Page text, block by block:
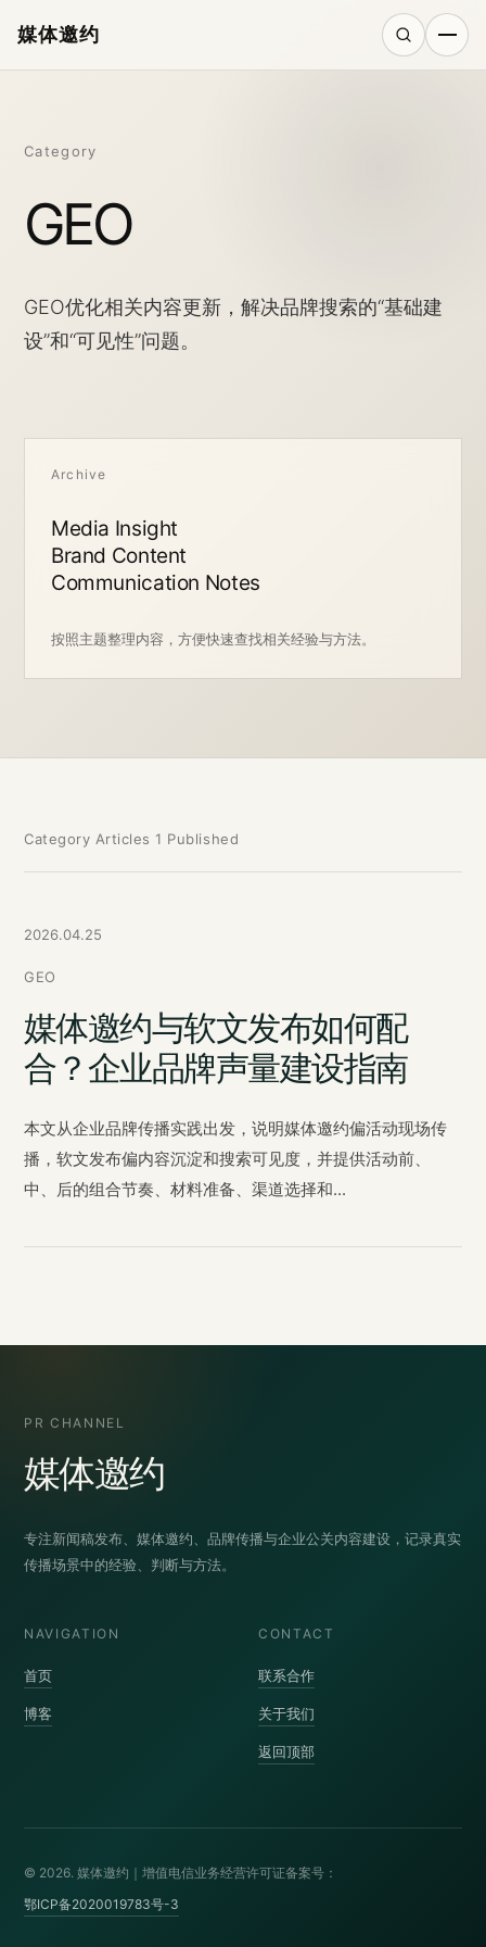
媒体邀约
Category
GEO
GEO优化相关内容更新，解决品牌搜索的“基础建
设”和“可见性”问题。
Archive
Media Insight
Brand Content
Communication Notes
按照主题整理内容，方便快速查找相关经验与方法。
Category Articles1 Published
2026.04.25
GEO
媒体邀约与软文发布如何配
合？企业品牌声量建设指南
本文从企业品牌传播实践出发，说明媒体邀约偏活动现场传
播，软文发布偏内容沉淀和搜索可见度，并提供活动前、
中、后的组合节奏、材料准备、渠道选择和...
PR CHANNEL
媒体邀约
专注新闻稿发布、媒体邀约、品牌传播与企业公关内容建设，记录真实
传播场景中的经验、判断与方法。
NAVIGATION
首页
博客
CONTACT
联系合作
关于我们
返回顶部
© 2026. 媒体邀约｜增值电信业务经营许可证备案号：
鄂ICP备2020019783号-3